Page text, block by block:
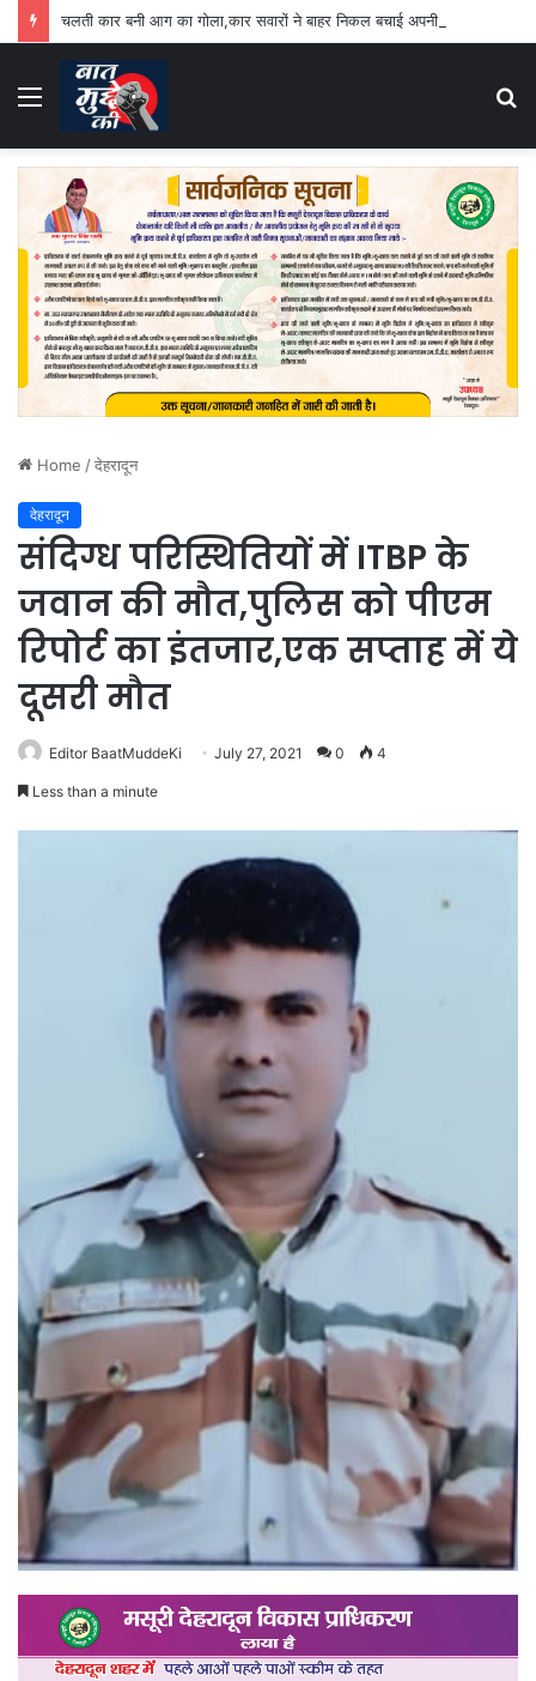
चलती कार बनी आग का गोला,कार सवारों ने बाहर निकल बचाई अपनी जान
Menu
Home /देहरादून
देहरादून
संदिग्ध परिस्थितियों में ITBP के
जवान की मौत,पुलिस को पीएम
रिपोर्ट का इंतजार,एक सप्ताह में ये
दूसरी मौत
Editor BaatMuddeKi July 27, 2021 0 4
Less than a minute